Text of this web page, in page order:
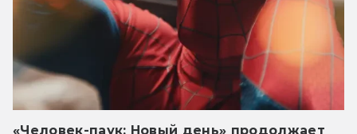
«Человек-паук: Новый день» продолжает